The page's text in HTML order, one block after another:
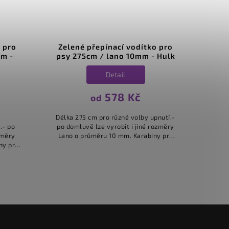
pro
-
po
pro
Zelené přepínací vodítko pro
psy 275cm / lano 10mm - Hulk
od 578 Kč
Detail
Délka 275 cm pro různé volby upnutí.-
po domluvě lze vyrobit i jiné rozměry
Lano o průměru 10 mm. Karabiny pro